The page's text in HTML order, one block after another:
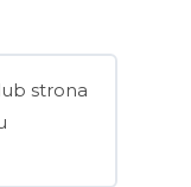
strona